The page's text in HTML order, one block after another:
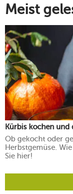
Meist
Kürbis kochen und
Ob gekocht oder
Herbstgemüse.
Sie hier!